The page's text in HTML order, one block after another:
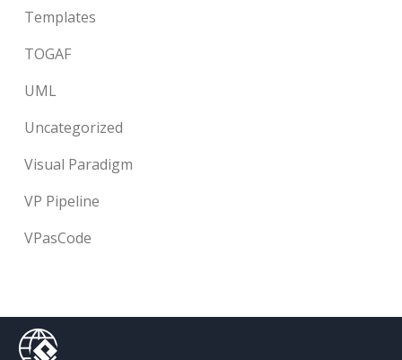
Templates
TOGAF
UML
Uncategorized
Visual Paradigm
VP Pipeline
VPasCode